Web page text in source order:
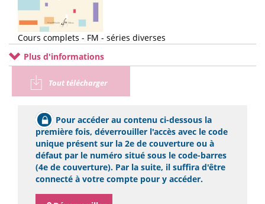
Cours complets - FM - séries diverses
Plus d'informations
Tout télécharger
Pour accéder au contenu ci-dessous la
première fois, déverrouiller l'accès avec le code
unique présent sur la 2e de couverture ou à
défaut par le numéro situé sous le code-barres
(4e de couverture). Par la suite, il suffira d'être
connecté à votre compte pour y accéder.